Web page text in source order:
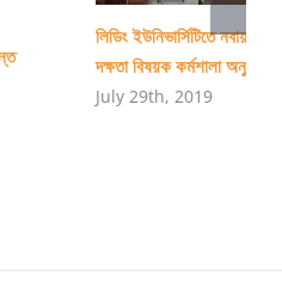
হবে
Antibiotic
Resistance
লিডিং ইউনিভার্সিটিতে
দক্ষতা বিষয়ক কর্মশালা অনুষ্ঠিত
July 29th, 2019